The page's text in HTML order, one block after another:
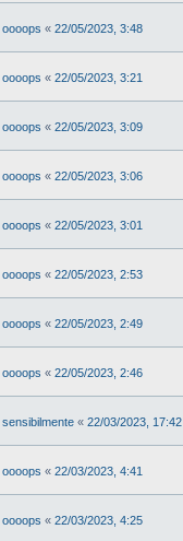
oooops « 22/05/2023, 3:48
oooops « 22/05/2023, 3:21
oooops « 22/05/2023, 3:09
oooops « 22/05/2023, 3:06
oooops « 22/05/2023, 3:01
oooops « 22/05/2023, 2:53
oooops « 22/05/2023, 2:49
oooops « 22/05/2023, 2:46
sensibilmente « 22/03/2023, 17:42
oooops « 22/03/2023, 4:41
oooops « 22/03/2023, 4:25